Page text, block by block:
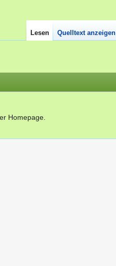
Homepage.
Lesen Quelltext anzeigen